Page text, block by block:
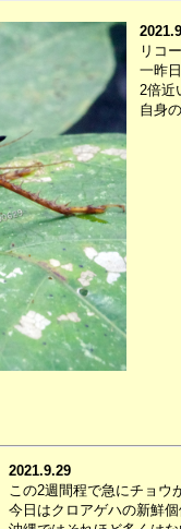
リコ
一昨
2倍近
自身
2021.9.29
この2週間程で急にチョウ
今日はクロアゲハの新鮮個